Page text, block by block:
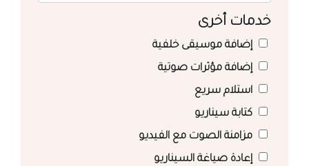
خدمات أخرى
إضافة موسيقى خلفية
إضافة مؤثرات صوتية
استلام سريع
كتابة سيناريو
مزامنة الصوت مع الفيديو
إعادة صياغة السيناريو